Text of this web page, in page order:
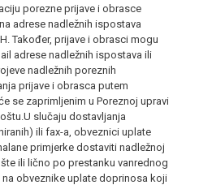
porezne prijave i obrasce
adrese nadležnih ispostava
Također, prijave i obrasci mogu
adrese nadležnih ispostava ili
nadležnih poreznih
prijave i obrasca putem
se zaprimljenim u Poreznoj upravi
slučaju dostavljanja
ili fax-a, obveznici uplate
primjerke dostaviti nadležnoj
ili lično po prestanku vanrednog
obveznike uplate doprinosa koji